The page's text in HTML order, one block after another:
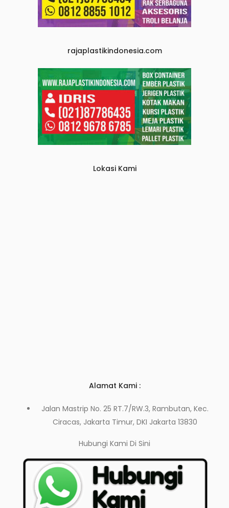
rajaplastikindonesia.com
Lokasi Kami
Alamat Kami :
Jalan Mastrip No. 25 RT.7/RW.3, Rambutan, Kec.
Ciracas, Jakarta Timur, DKI Jakarta 13830
Hubungi Kami Di Sini